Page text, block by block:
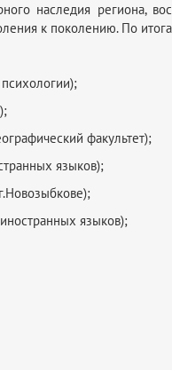
наследия региона,
к поколению. По
факультет);
языков);
языков);